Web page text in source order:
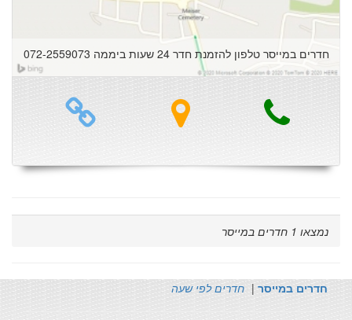
חדרים במייסר טלפון להזמנת חדר 24 שעות ביממה 072-2559073
נמצאו 1 חדרים במייסר
חדרים במייסר | חדרים לפי שעה